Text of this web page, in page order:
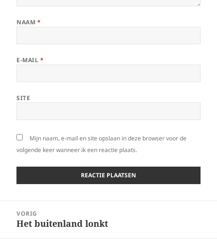
NAAM *
E-MAIL *
SITE
Mijn naam, e-mail en site opslaan in deze browser voor de
volgende keer wanneer ik een reactie plaats.
navigatie
VORIG
Vorig
Het buitenland lonkt